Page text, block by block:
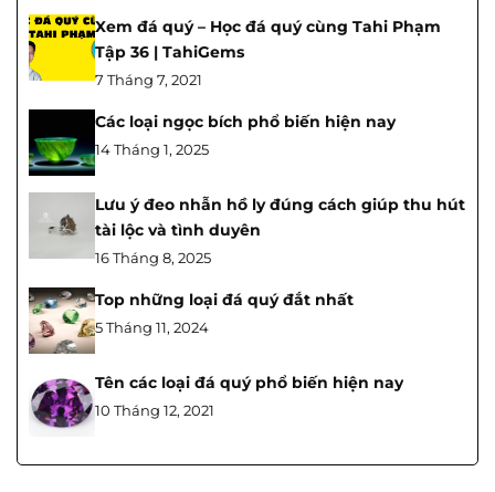
Xem đá quý – Học đá quý cùng Tahi Phạm
Tập 36 | TahiGems
7 Tháng 7, 2021
Các loại ngọc bích phổ biến hiện nay
14 Tháng 1, 2025
Lưu ý đeo nhẫn hồ ly đúng cách giúp thu hút
tài lộc và tình duyên
16 Tháng 8, 2025
Top những loại đá quý đắt nhất
5 Tháng 11, 2024
Tên các loại đá quý phổ biến hiện nay
10 Tháng 12, 2021